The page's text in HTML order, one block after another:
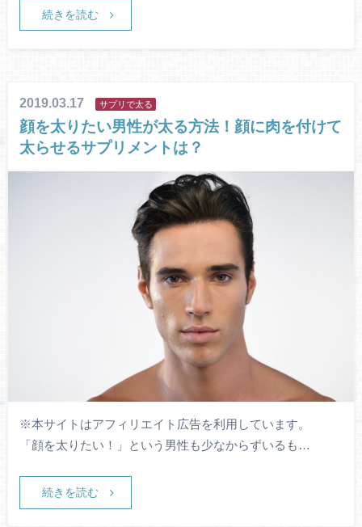
続きを読む
2019.03.17 サプリで太る
顔を太りたい男性が太る方法！顔に肉を付けて
太らせるサプリメントは？
※本サイトはアフィリエイト広告を利用しています。
「顔を太りたい！」という男性も少なからずいるも…
続きを読む